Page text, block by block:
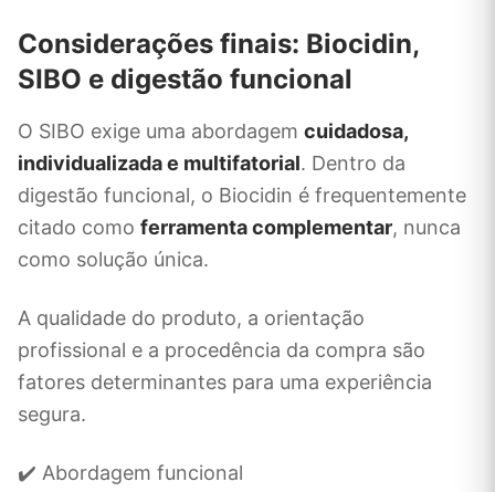
Considerações finais: Biocidin,
SIBO e digestão funcional
O SIBO exige uma abordagem cuidadosa,
individualizada e multifatorial. Dentro da
digestão funcional, o Biocidin é frequentemente
citado como ferramenta complementar, nunca
como solução única.
A qualidade do produto, a orientação
profissional e a procedência da compra são
fatores determinantes para uma experiência
segura.
✔️ Abordagem funcional